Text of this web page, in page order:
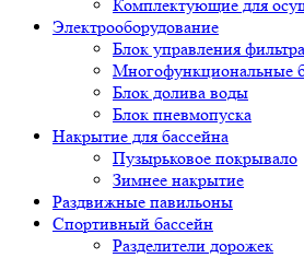
Комплектующие для
Электрооборудование
Блок управления
Многофункциональные
Блок долива воды
Блок пневмопуска
Накрытие для бассейна
Пузырьковое покрывало
Зимнее накрытие
Раздвижные павильоны
Спортивный бассейн
Разделители дорожек